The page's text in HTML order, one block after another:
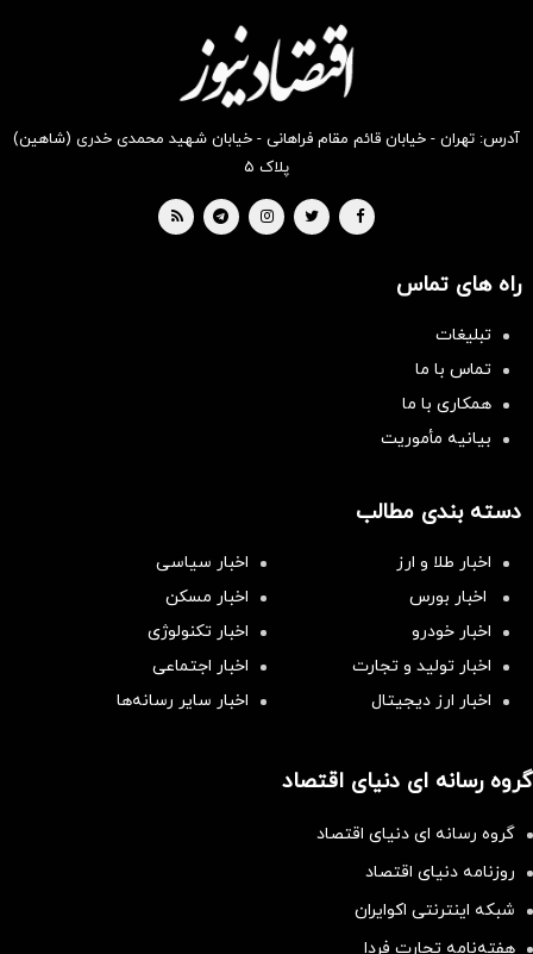
بخر !
بخر !
آدرس: تهران - خیابان قائم مقام فراهانی - خیابان شهید محمدی خدری (شاهین)
پلاک ۵
راه های تماس
تبلیغات
تماس با ما
همکاری با ما
بیانیه مأموریت
دسته بندی مطالب
اخبار طلا و ارز
اخبار سیاسی
اخبار بورس
اخبار مسکن
اخبار خودرو
اخبار تکنولوژی
اخبار تولید و تجارت
اخبار اجتماعی
اخبار ارز دیجیتال
اخبار سایر رسانه‌‌ها
گروه رسانه ای دنیای اقتصاد
گروه رسانه ای دنیای اقتصاد
روزنامه دنیای اقتصاد
شبکه اینترنتی اکوایران
هفته‌نامه تجارت فردا